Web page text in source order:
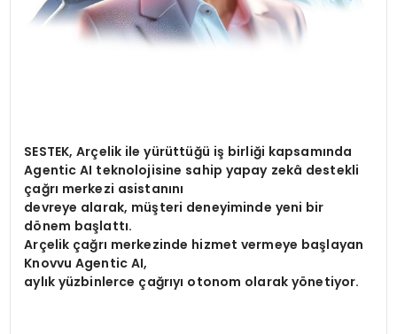
SESTEK, Arçelik ile yürüttüğü iş birliği kapsamında
Agentic AI teknolojisine sahip yapay zekâ destekli
çağrı merkezi asistanını
devreye alarak, müşteri deneyiminde yeni bir
dönem başlattı.
Arçelik çağrı merkezinde hizmet vermeye başlayan
Knovvu Agentic AI,
aylık yüzbinlerce çağrıyı otonom olarak yönetiyor.